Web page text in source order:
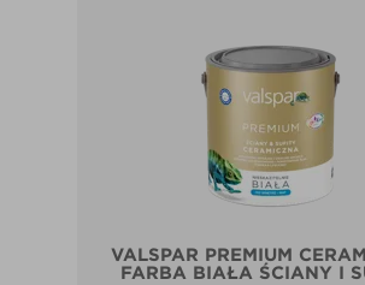
VALSPAR PREMIUM
FARBA BIAŁA ŚCIANY I